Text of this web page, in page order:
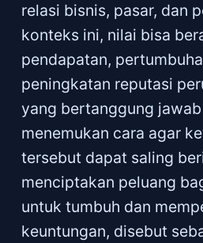
relasi bisnis, pasar, dan
konteks ini, nilai bisa
pendapatan,
peningkatan reputasi
yang bertanggung
menemukan cara agar
tersebut dapat saling
menciptakan peluang
untuk tumbuh dan
keuntungan, disebut